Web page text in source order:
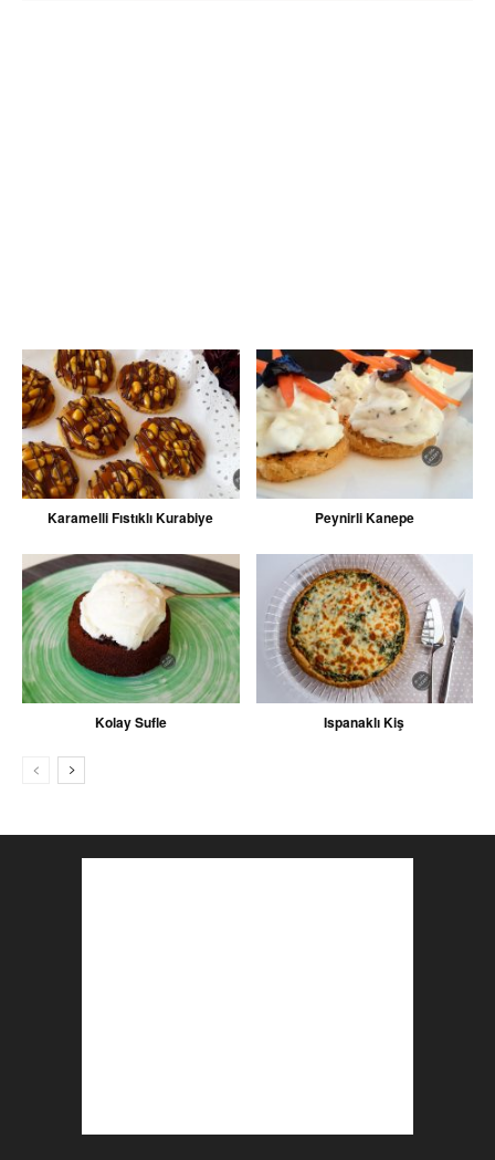
Karamelli Fıstıklı Kurabiye Peynirli Kanepe
Kolay Sufle Ispanaklı Kiş